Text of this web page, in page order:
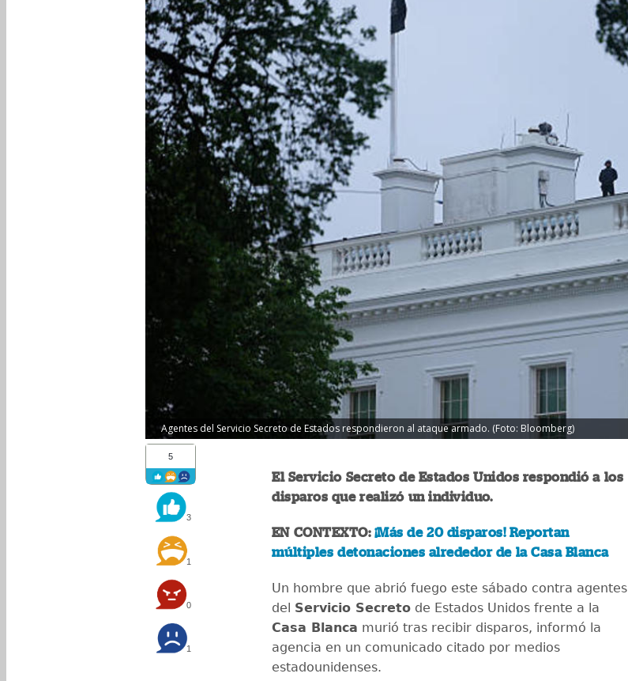
Agentes del Servicio Secreto de Estados respondieron al ataque armado. (Foto: Bloomberg)
5
3
1
0
1
El Servicio Secreto de Estados Unidos respondió a los
disparos que realizó un individuo.
EN CONTEXTO: ¡Más de 20 disparos! Reportan
múltiples detonaciones alrededor de la Casa Blanca
Un hombre que abrió fuego este sábado contra agentes
del Servicio Secreto de Estados Unidos frente a la
Casa Blanca murió tras recibir disparos, informó la
agencia en un comunicado citado por medios
estadounidenses.